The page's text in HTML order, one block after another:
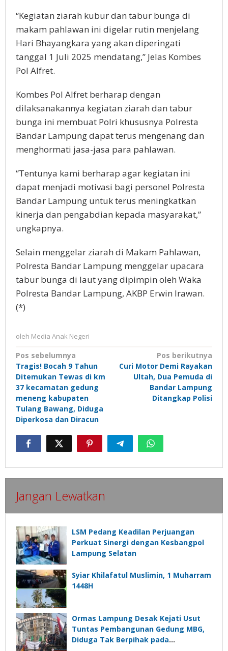
“Kegiatan ziarah kubur dan tabur bunga di
makam pahlawan ini digelar rutin menjelang
Hari Bhayangkara yang akan diperingati
tanggal 1 Juli 2025 mendatang,” Jelas Kombes
Pol Alfret.
Kombes Pol Alfret berharap dengan
dilaksanakannya kegiatan ziarah dan tabur
bunga ini membuat Polri khususnya Polresta
Bandar Lampung dapat terus mengenang dan
menghormati jasa-jasa para pahlawan.
“Tentunya kami berharap agar kegiatan ini
dapat menjadi motivasi bagi personel Polresta
Bandar Lampung untuk terus meningkatkan
kinerja dan pengabdian kepada masyarakat,”
ungkapnya.
Selain menggelar ziarah di Makam Pahlawan,
Polresta Bandar Lampung menggelar upacara
tabur bunga di laut yang dipimpin oleh Waka
Polresta Bandar Lampung, AKBP Erwin Irawan.
(*)
oleh Media Anak Negeri
Navigasi
pos
Pos sebelumnya
Tragis! Bocah 9 Tahun
Ditemukan Tewas di km
37 kecamatan gedung
meneng kabupaten
Tulang Bawang, Diduga
Diperkosa dan Diracun
Pos berikutnya
Curi Motor Demi Rayakan
Ultah, Dua Pemuda di
Bandar Lampung
Ditangkap Polisi
Jangan Lewatkan
LSM Pedang Keadilan Perjuangan
Perkuat Sinergi dengan Kesbangpol
Lampung Selatan
Syiar Khilafatul Muslimin, 1 Muharram
1448H
Ormas Lampung Desak Kejati Usut
Tuntas Pembangunan Gedung MBG,
Diduga Tak Berpihak pada